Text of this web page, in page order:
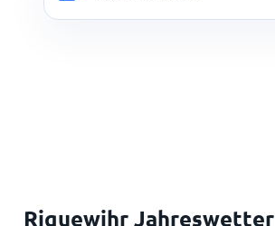
Riquewihr Jahreswetter